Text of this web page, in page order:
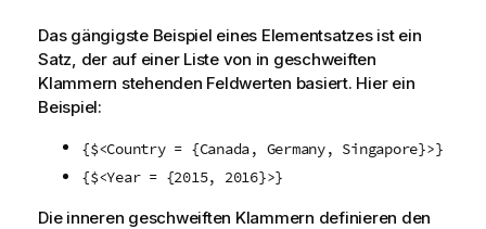
Das gängigste Beispiel eines Elementsatzes ist ein
Satz, der auf einer Liste von in geschweiften
Klammern stehenden Feldwerten basiert. Hier ein
Beispiel:
{$<Country = {Canada, Germany, Singapore}>}
{$<Year = {2015, 2016}>}
Die inneren geschweiften Klammern definieren den